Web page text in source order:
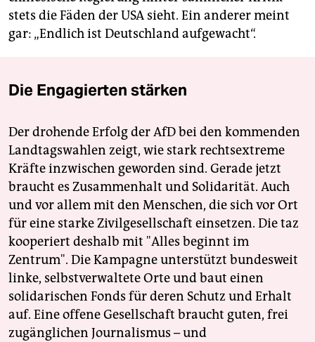
stets die Fäden der USA sieht. Ein anderer meint
gar: „Endlich ist Deutschland aufgewacht“.
Die Engagierten stärken
Der drohende Erfolg der AfD bei den kommenden
Landtagswahlen zeigt, wie stark rechtsextreme
Kräfte inzwischen geworden sind. Gerade jetzt
braucht es Zusammenhalt und Solidarität. Auch
und vor allem mit den Menschen, die sich vor Ort
für eine starke Zivilgesellschaft einsetzen. Die taz
kooperiert deshalb mit "Alles beginnt im
Zentrum". Die Kampagne unterstützt bundesweit
linke, selbstverwaltete Orte und baut einen
solidarischen Fonds für deren Schutz und Erhalt
auf. Eine offene Gesellschaft braucht guten, frei
zugänglichen Journalismus – und